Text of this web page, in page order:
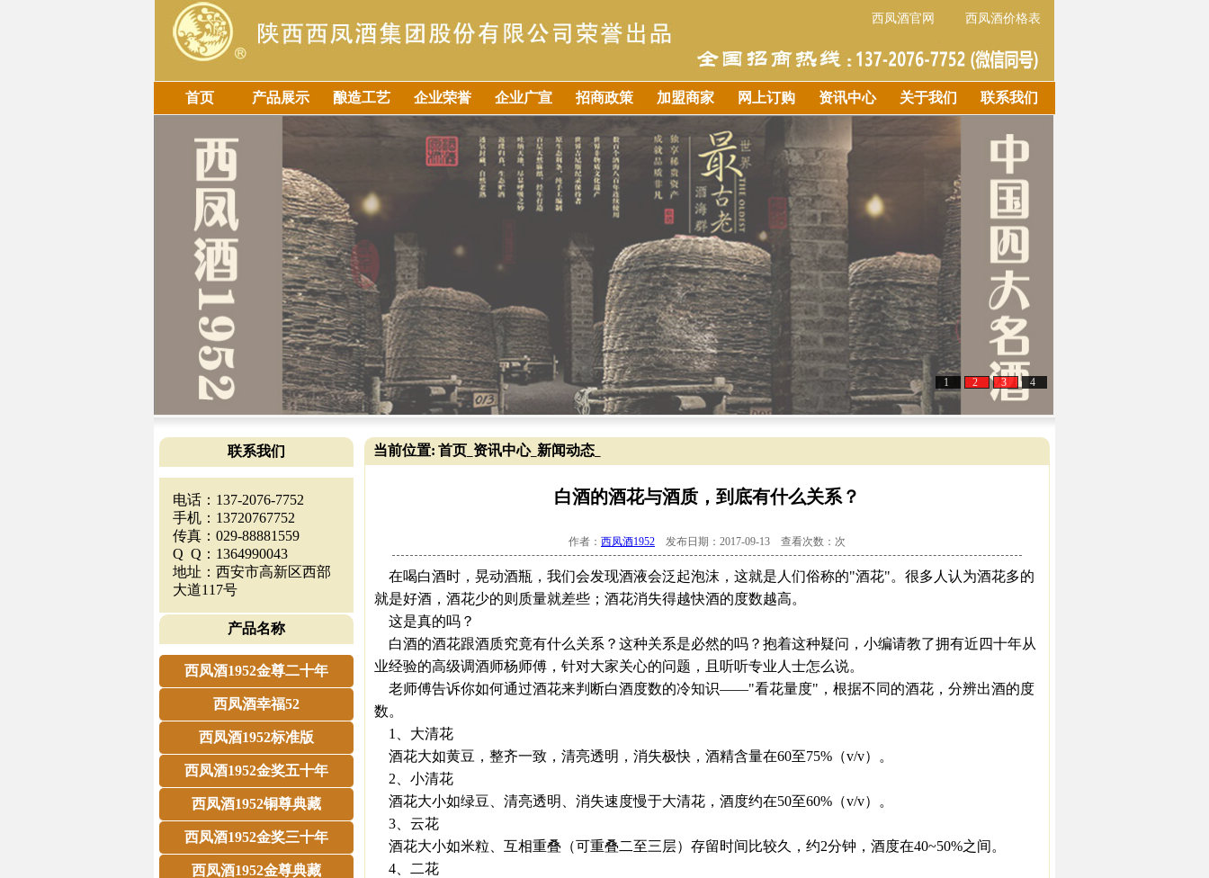
西凤酒官网 西凤酒价格表
首页 产品展示 酿造工艺 企业荣誉 企业广宣 招商政策 加盟商家 网上订购 资讯中心 关于我们 联系我们
1 2 3 4
联系我们
电话：137-2076-7752
手机：13720767752
传真：029-88881559
Q Q：1364990043
地址：西安市高新区西部
大道117号
产品名称
西凤酒1952金尊二十年
西凤酒幸福52
西凤酒1952标准版
西凤酒1952金奖五十年
西凤酒1952铜尊典藏
西凤酒1952金奖三十年
西凤酒1952金尊典藏
当前位置: 首页 资讯中心_ 新闻动态
白酒的酒花与酒质，到底有什么关系？
作者： 西凤酒1952 发布日期：2017-09-13 查看次数： 次
在喝白酒时，晃动酒瓶，我们会发现酒液会泛起泡沫，这就是人们俗称的"酒花"。很多人认为酒花多的
就是好酒，酒花少的则质量就差些；酒花消失得越快酒的度数越高。
这是真的吗？
白酒的酒花跟酒质究竟有什么关系？这种关系是必然的吗？抱着这种疑问，小编请教了拥有近四十年从
业经验的高级调酒师杨师傅，针对大家关心的问题，且听听专业人士怎么说。
老师傅告诉你如何通过酒花来判断白酒度数的冷知识——"看花量度"，根据不同的酒花，分辨出酒的度
数。
1、大清花
酒花大如黄豆，整齐一致，清亮透明，消失极快，酒精含量在60至75%（v/v）。
2、小清花
酒花大小如绿豆、清亮透明、消失速度慢于大清花，酒度约在50至60%（v/v）。
3、云花
酒花大小如米粒、互相重叠（可重叠二至三层）存留时间比较久，约2分钟，酒度在40~50%之间。
4、二花